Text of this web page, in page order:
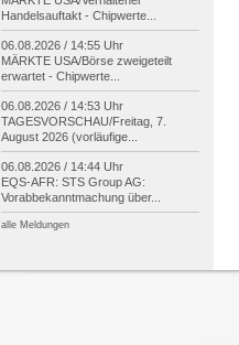
Handelsauftakt - Chipwerte...
06.08.2026 / 14:55 Uhr
MÄRKTE USA/Börse zweigeteilt
erwartet - Chipwerte...
06.08.2026 / 14:53 Uhr
TAGESVORSCHAU/Freitag, 7.
August 2026 (vorläufige...
06.08.2026 / 14:44 Uhr
EQS-AFR: STS Group AG:
Vorabbekanntmachung über...
alle Meldungen